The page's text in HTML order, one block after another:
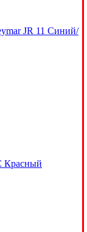
JR 11 Синий/
Красный